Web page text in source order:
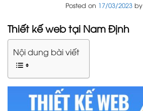
Posted on 17/03/2023by
Thiết kế web tại Nam Định
Nội dung bài viết